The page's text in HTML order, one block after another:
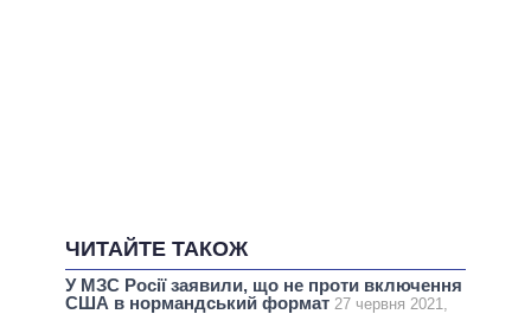
ЧИТАЙТЕ ТАКОЖ
У МЗС Росії заявили, що не проти включення
США в нормандський формат 27 червня 2021,